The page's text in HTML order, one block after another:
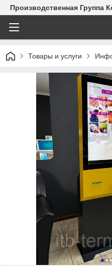
Производственная Группа
Товары и услуги